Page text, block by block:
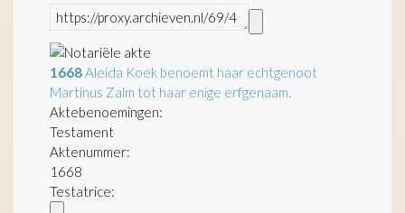
1668Aleida Koek benoemt haar echtgenoot
Martinus Zalm tot haar enige erfgenaam.
Aktebenoemingen:
Testament
Aktenummer:
1668
Testatrice: